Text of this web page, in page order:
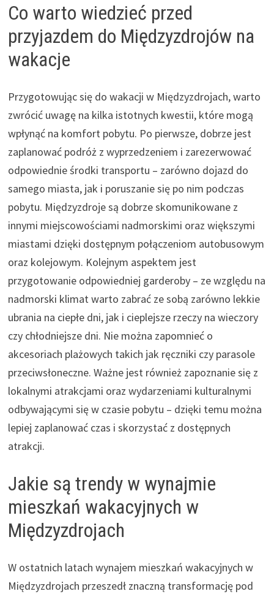
Co warto wiedzieć przed
przyjazdem do Międzyzdrojów na
wakacje
Przygotowując się do wakacji w Międzyzdrojach, warto
zwrócić uwagę na kilka istotnych kwestii, które mogą
wpłynąć na komfort pobytu. Po pierwsze, dobrze jest
zaplanować podróż z wyprzedzeniem i zarezerwować
odpowiednie środki transportu – zarówno dojazd do
samego miasta, jak i poruszanie się po nim podczas
pobytu. Międzyzdroje są dobrze skomunikowane z
innymi miejscowościami nadmorskimi oraz większymi
miastami dzięki dostępnym połączeniom autobusowym
oraz kolejowym. Kolejnym aspektem jest
przygotowanie odpowiedniej garderoby – ze względu na
nadmorski klimat warto zabrać ze sobą zarówno lekkie
ubrania na ciepłe dni, jak i cieplejsze rzeczy na wieczory
czy chłodniejsze dni. Nie można zapomnieć o
akcesoriach plażowych takich jak ręczniki czy parasole
przeciwsłoneczne. Ważne jest również zapoznanie się z
lokalnymi atrakcjami oraz wydarzeniami kulturalnymi
odbywającymi się w czasie pobytu – dzięki temu można
lepiej zaplanować czas i skorzystać z dostępnych
atrakcji.
Jakie są trendy w wynajmie
mieszkań wakacyjnych w
Międzyzdrojach
W ostatnich latach wynajem mieszkań wakacyjnych w
Międzyzdrojach przeszedł znaczną transformację pod